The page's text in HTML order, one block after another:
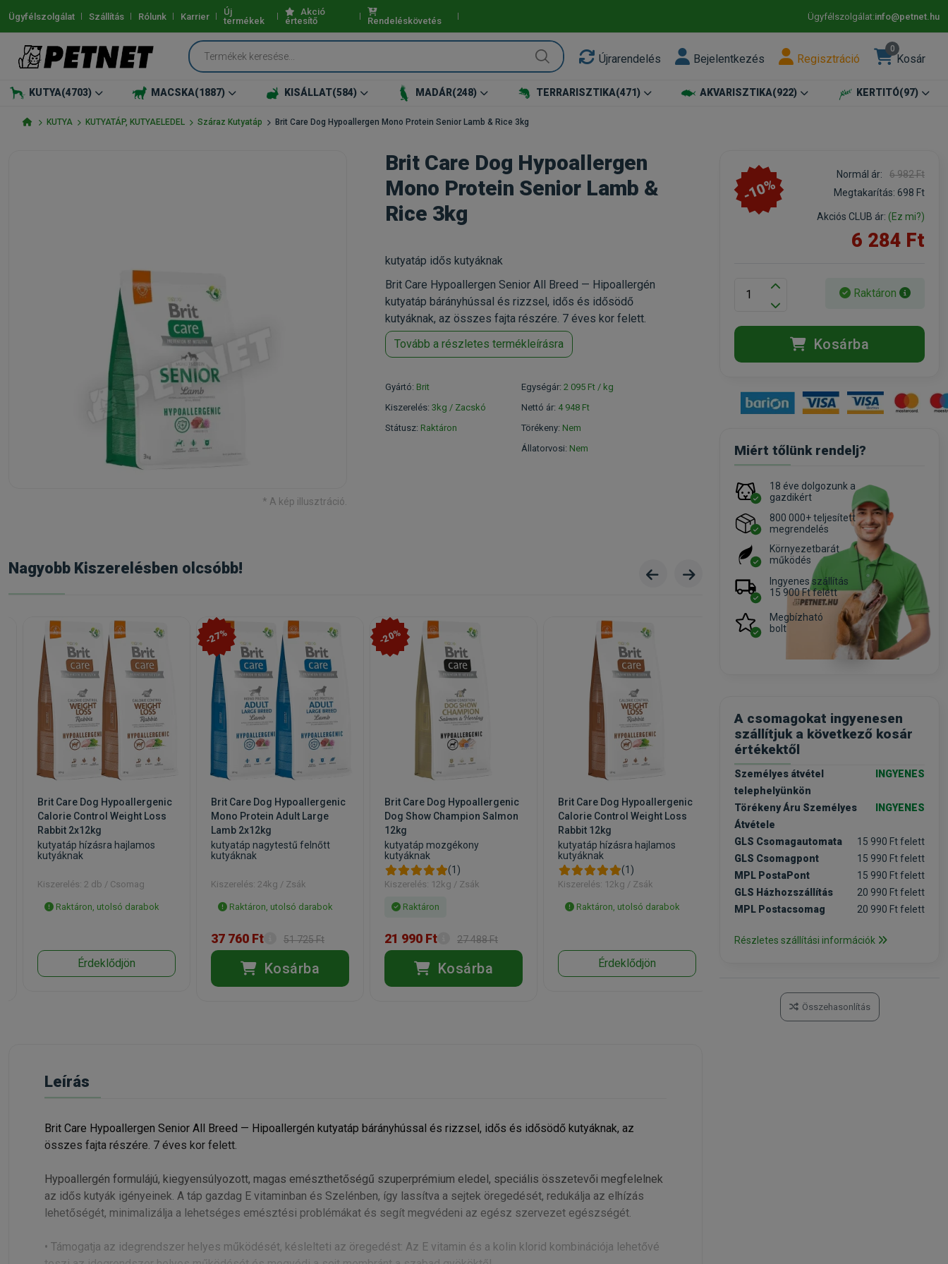
Ügyfélszolgálat Szállítás Rólunk Karrier
Új
termékek
Akció
értesítő
Rendeléskövetés Ügyfélszolgálat:info@petnet.hu
Újrarendelés Bejelentkezés Regisztráció
0
Kosár
KUTYA(4703) MACSKA(1887) KISÁLLAT(584) MADÁR(248) TERRARISZTIKA(471) AKVARISZTIKA(922) KERTITÓ(97)
KUTYA KUTYATÁP, KUTYAELEDEL Száraz Kutyatáp Brit Care Dog Hypoallergen Mono Protein Senior Lamb & Rice 3kg
* A kép illusztráció.
Brit Care Dog Hypoallergen
Mono Protein Senior Lamb &
Rice 3kg
kutyatáp idős kutyáknak
Brit Care Hypoallergen Senior All Breed — Hipoallergén
kutyatáp bárányhússal és rizzsel, idős és idősödő
kutyáknak, az összes fajta részére. 7 éves kor felett.
Tovább a részletes termékleírásra
Gyártó: Brit
Kiszerelés: 3kg / Zacskó
Státusz: Raktáron
Egységár: 2 095 Ft / kg
Nettó ár: 4 948 Ft
Törékeny: Nem
Állatorvosi: Nem
Nagyobb Kiszerelésben olcsóbb!
Brit Care Dog Hypoallergenic
Calorie Control Weight Loss
Rabbit 2x12kg
kutyatáp hízásra hajlamos
kutyáknak
Kiszerelés: 2 db / Csomag
Raktáron, utolsó darabok
Érdeklődjön
-27%
Brit Care Dog Hypoallergenic
Mono Protein Adult Large
Lamb 2x12kg
kutyatáp nagytestű felnőtt
kutyáknak
Kiszerelés: 24kg / Zsák
Raktáron, utolsó darabok
37 760 Ft 51 725 Ft
Kosárba
-20%
Brit Care Dog Hypoallergenic
Dog Show Champion Salmon
12kg
kutyatáp mozgékony
kutyáknak
(1)
Kiszerelés: 12kg / Zsák
Raktáron
21 990 Ft 27 488 Ft
Kosárba
Brit Care Dog Hypoallergenic
Calorie Control Weight Loss
Rabbit 12kg
kutyatáp hízásra hajlamos
kutyáknak
(1)
Kiszerelés: 12kg / Zsák
Raktáron, utolsó darabok
Érdeklődjön
-20%
Brit Care Dog Hypoallergenic
Mono Protein Puppy Lamb
12kg
kutyatáp kölyök kutyáknak
Raktáron, utolsó darabok
21 890 Ft 27 363 Ft
-20%
Brit
kutyatáp
Leírás
Brit Care Hypoallergen Senior All Breed — Hipoallergén kutyatáp bárányhússal és rizzsel, idős és idősödő kutyáknak, az
összes fajta részére. 7 éves kor felett.
Hypoallergén formulájú, kiegyensúlyozott, magas emészthetőségű szuperprémium eledel, speciális összetevői megfelelnek
az idős kutyák igényeinek. A táp gazdag E vitaminban és Szelénben, így lassítva a sejtek öregedését, redukálja az elhízás
lehetőségét, minimalizálja a lehetséges emésztési problémákat és segít megvédeni az egész szervezet egészségét.
• Támogatja az idegrendszer helyes működését, késlelteti az öregedést: Az E vitamin és a kolin klorid kombinációja lehetővé
-10%
Normál ár:
6 982 Ft
Megtakarítás: 698 Ft
Akciós CLUB ár: (Ez mi?)
6 284 Ft
Raktáron
Kosárba
Miért tőlünk rendelj?
18 éve dolgozunk a
gazdikért
800 000+ teljesített
megrendelés
Környezetbarát
működés
Ingyenes szállítás
15 900 Ft felett
Megbízható
bolt
A csomagokat ingyenesen
szállítjuk a következő kosár
értékektől
Személyes átvétel
telephelyünkön
INGYENES
Törékeny Áru Személyes
Átvétele
INGYENES
GLS Csomagautomata
15 990 Ft felett
GLS Csomagpont
15 990 Ft felett
MPL PostaPont
15 990 Ft felett
GLS Házhozszállítás
20 990 Ft felett
MPL Postacsomag
20 990 Ft felett
Részletes szállítási információk
Összehasonlítás